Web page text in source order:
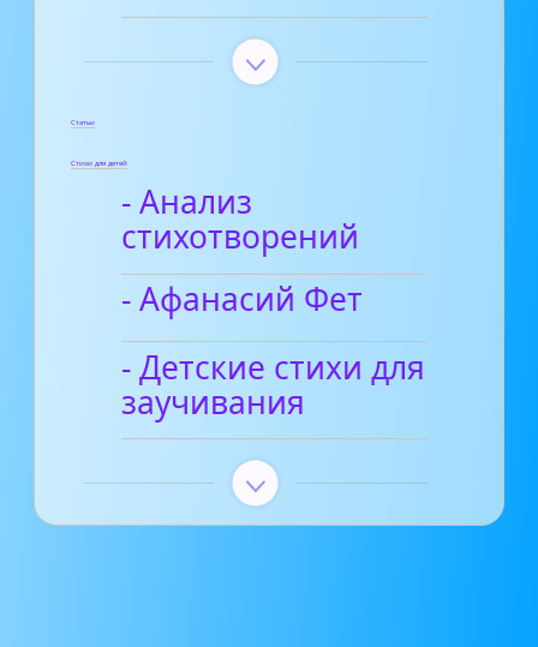
Статьи
Стихи для детей
- Анализ
стихотворений
- Афанасий Фет
- Детские стихи для
заучивания